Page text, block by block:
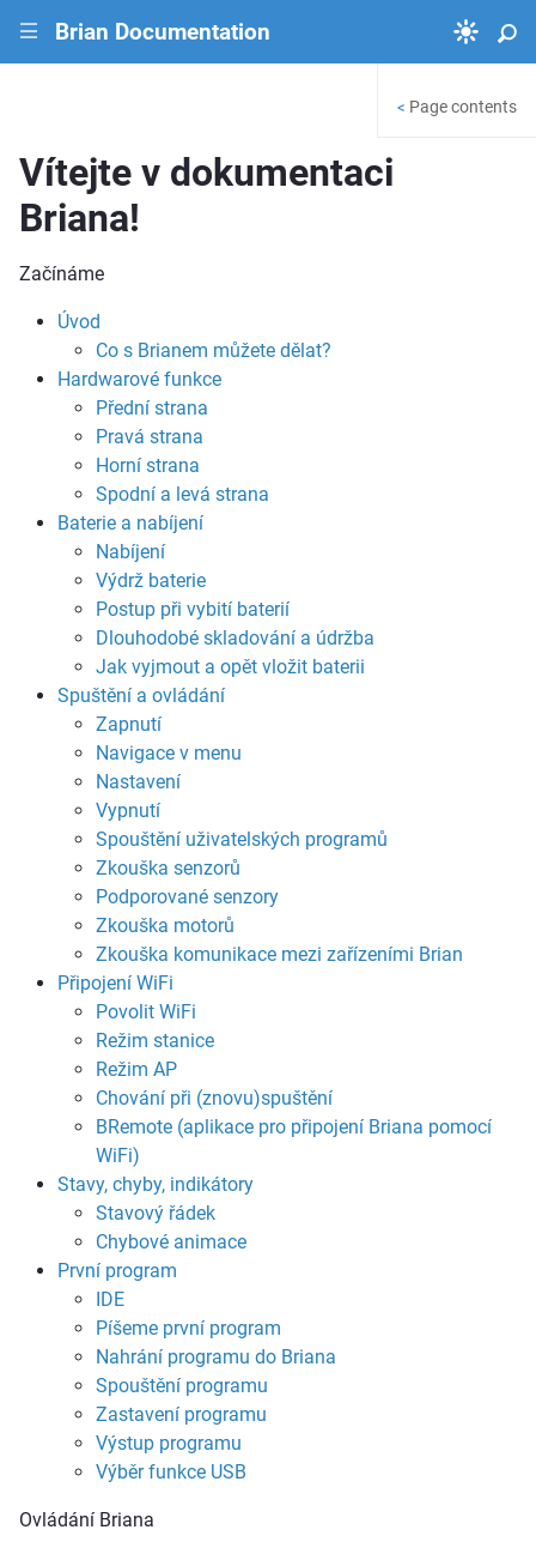
||| Brian Documentation
Vítejte v dokumentaci
Briana!
Začínáme
Úvod
Co s Brianem můžete dělat?
Hardwarové funkce
Přední strana
Pravá strana
Horní strana
Spodní a levá strana
Baterie a nabíjení
Nabíjení
Výdrž baterie
Postup při vybití baterií
Dlouhodobé skladování a údržba
Jak vyjmout a opět vložit baterii
Spuštění a ovládání
Zapnutí
Navigace v menu
Nastavení
Vypnutí
Spouštění uživatelských programů
Zkouška senzorů
Podporované senzory
Zkouška motorů
Zkouška komunikace mezi zařízeními Brian
Připojení WiFi
Povolit WiFi
Režim stanice
Režim AP
Chování při (znovu)spuštění
BRemote (aplikace pro připojení Briana pomocí
WiFi)
Stavy, chyby, indikátory
Stavový řádek
Chybové animace
První program
IDE
Píšeme první program
Nahrání programu do Briana
Spouštění programu
Zastavení programu
Výstup programu
Výběr funkce USB
Ovládání Briana
< Page contents